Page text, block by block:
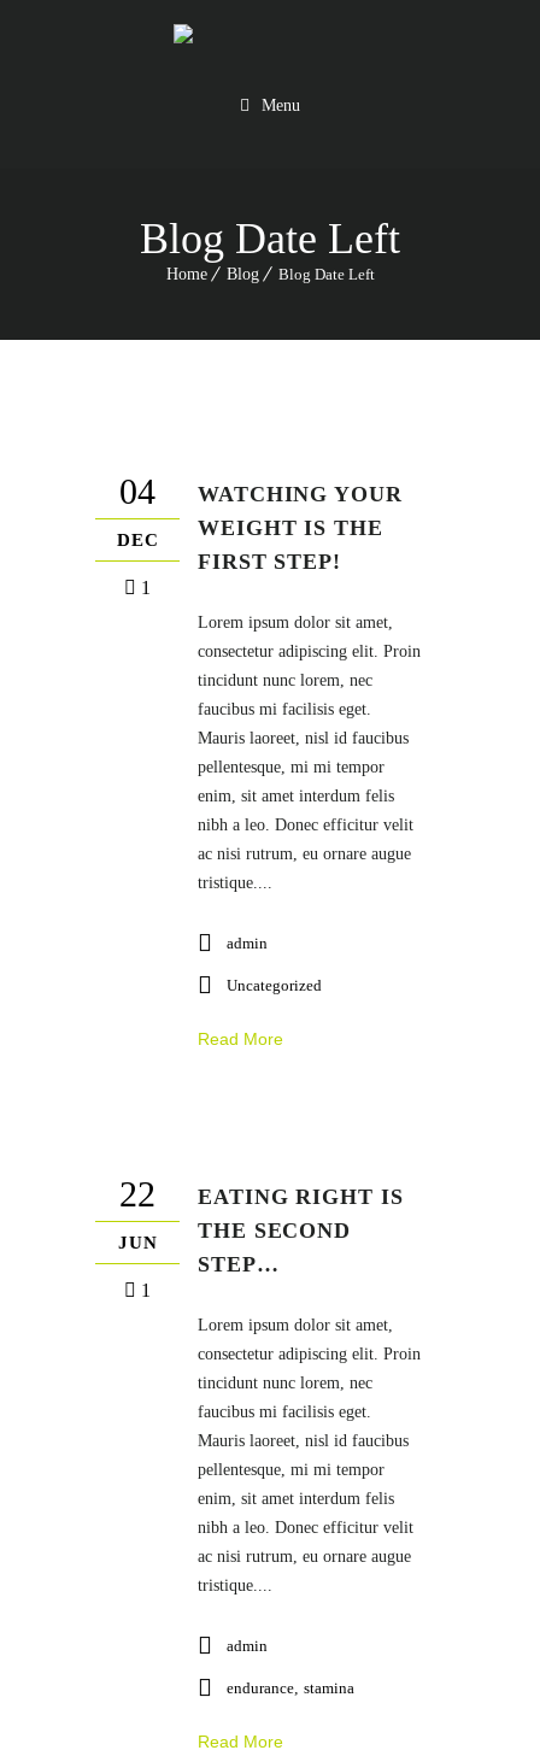
Menu
Blog Date Left
Home Blog Blog Date Left
04
DEC
1
WATCHING YOUR
WEIGHT IS THE
FIRST STEP!
Lorem ipsum dolor sit amet,
consectetur adipiscing elit. Proin
tincidunt nunc lorem, nec
faucibus mi facilisis eget.
Mauris laoreet, nisl id faucibus
pellentesque, mi mi tempor
enim, sit amet interdum felis
nibh a leo. Donec efficitur velit
ac nisi rutrum, eu ornare augue
tristique....
admin
Uncategorized
Read More
22
JUN
1
EATING RIGHT IS
THE SECOND
STEP…
Lorem ipsum dolor sit amet,
consectetur adipiscing elit. Proin
tincidunt nunc lorem, nec
faucibus mi facilisis eget.
Mauris laoreet, nisl id faucibus
pellentesque, mi mi tempor
enim, sit amet interdum felis
nibh a leo. Donec efficitur velit
ac nisi rutrum, eu ornare augue
tristique....
admin
endurance, stamina
Read More